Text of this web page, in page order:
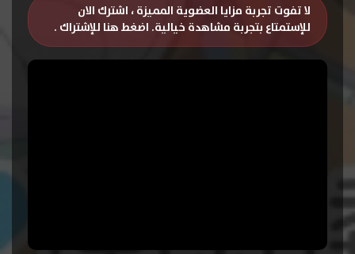
لا تفوت تجربة مزايا العضوية المميزة ، اشترك الان
للإستمتاع بتجربة مشاهدة خيالية. اضغط هنا للإشتراك .